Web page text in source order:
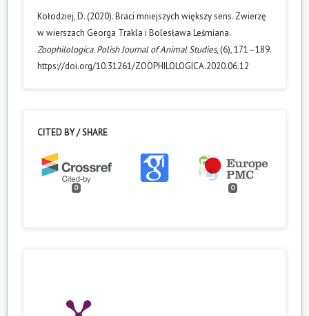
Kołodziej, D. (2020). Braci mniejszych większy sens. Zwierzę
w wierszach Georga Trakla i Bolesława Leśmiana.
Zoophilologica. Polish Journal of Animal Studies, (6), 171–189.
https://doi.org/10.31261/ZOOPHILOLOGICA.2020.06.12
CITED BY / SHARE
0 0